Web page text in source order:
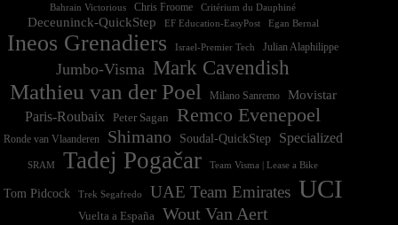
Bahrain Victorious Chris Froome Critérium du Dauphiné
Deceuninck-QuickStep EF Education-EasyPost Egan Bernal
Ineos Grenadiers Israel-Premier Tech Julian Alaphilippe
Jumbo-Visma Mark Cavendish
Mathieu van der Poel Milano Sanremo
Movistar
Paris-Roubaix
Peter Sagan Remco Evenepoel
Ronde van Vlaanderen Shimano Soudal-QuickStep Specialized
SRAM Tadej Pogačar Team Visma | Lease a Bike
Tom Pidcock Trek Segafredo UAE Team Emirates UCI
Vuelta a España Wout Van Aert